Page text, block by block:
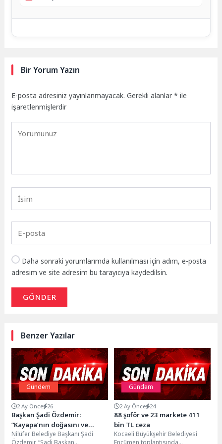
Bir Yorum Yazın
E-posta adresiniz yayınlanmayacak. Gerekli alanlar* ile
işaretlenmişlerdir
Daha sonraki yorumlarımda kullanılması için adım, e-posta
adresim ve site adresim bu tarayıcıya kaydedilsin.
GÖNDER
Benzer Yazılar
Gündem
2 Ay Önce 26
Başkan Şadi Özdemir:
“Kayapa’nın doğasını ve
toprağını korumakta
Nilüfer Belediye Başkanı Şadi
Özdemir, “Şadi Başkan
Gündem
2 Ay Önce 24
88 şoför ve 23 markete 411
bin TL ceza
Kocaeli Büyükşehir Belediyesi
Encümen toplantısında